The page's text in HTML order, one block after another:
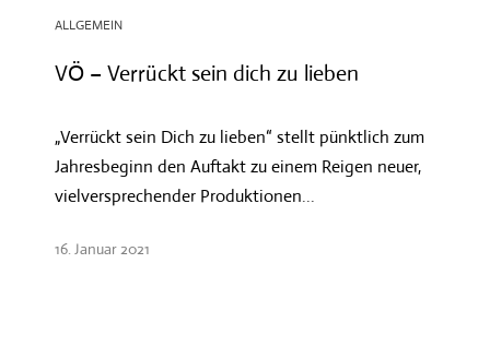
ALLGEMEIN
VÖ – Verrückt sein dich zu lieben
„Verrückt sein Dich zu lieben“ stellt pünktlich zum
Jahresbeginn den Auftakt zu einem Reigen neuer,
vielversprechender Produktionen...
16. Januar 2021